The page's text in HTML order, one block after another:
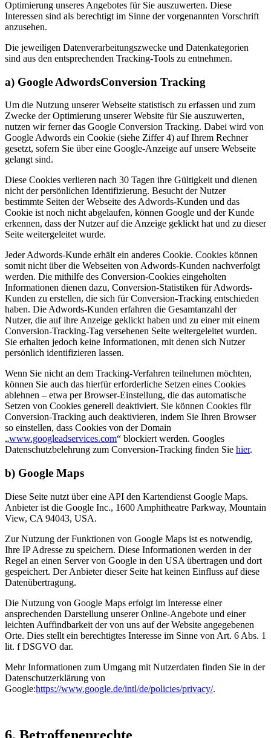
Optimierung unseres Angebotes für Sie auszuwerten. Diese
Interessen sind als berechtigt im Sinne der vorgenannten Vorschrift
anzusehen.
Die jeweiligen Datenverarbeitungszwecke und Datenkategorien
sind aus den entsprechenden Tracking-Tools zu entnehmen.
a) Google AdwordsConversion Tracking
Um die Nutzung unserer Webseite statistisch zu erfassen und zum
Zwecke der Optimierung unserer Website für Sie auszuwerten,
nutzen wir ferner das Google Conversion Tracking. Dabei wird von
Google Adwords ein Cookie (siehe Ziffer 4) auf Ihrem Rechner
gesetzt, sofern Sie über eine Google-Anzeige auf unsere Webseite
gelangt sind.
Diese Cookies verlieren nach 30 Tagen ihre Gültigkeit und dienen
nicht der persönlichen Identifizierung. Besucht der Nutzer
bestimmte Seiten der Webseite des Adwords-Kunden und das
Cookie ist noch nicht abgelaufen, können Google und der Kunde
erkennen, dass der Nutzer auf die Anzeige geklickt hat und zu dieser
Seite weitergeleitet wurde.
Jeder Adwords-Kunde erhält ein anderes Cookie. Cookies können
somit nicht über die Webseiten von Adwords-Kunden nachverfolgt
werden. Die mithilfe des Conversion-Cookies eingeholten
Informationen dienen dazu, Conversion-Statistiken für Adwords-
Kunden zu erstellen, die sich für Conversion-Tracking entschieden
haben. Die Adwords-Kunden erfahren die Gesamtanzahl der
Nutzer, die auf ihre Anzeige geklickt haben und zu einer mit einem
Conversion-Tracking-Tag versehenen Seite weitergeleitet wurden.
Sie erhalten jedoch keine Informationen, mit denen sich Nutzer
persönlich identifizieren lassen.
Wenn Sie nicht an dem Tracking-Verfahren teilnehmen möchten,
können Sie auch das hierfür erforderliche Setzen eines Cookies
ablehnen – etwa per Browser-Einstellung, die das automatische
Setzen von Cookies generell deaktiviert. Sie können Cookies für
Conversion-Tracking auch deaktivieren, indem Sie Ihren Browser
so einstellen, dass Cookies von der Domain
„www.googleadservices.com“ blockiert werden. Googles
Datenschutzbelehrung zum Conversion-Tracking finden Sie hier.
b) Google Maps
Diese Seite nutzt über eine API den Kartendienst Google Maps.
Anbieter ist die Google Inc., 1600 Amphitheatre Parkway, Mountain
View, CA 94043, USA.
Zur Nutzung der Funktionen von Google Maps ist es notwendig,
Ihre IP Adresse zu speichern. Diese Informationen werden in der
Regel an einen Server von Google in den USA übertragen und dort
gespeichert. Der Anbieter dieser Seite hat keinen Einfluss auf diese
Datenübertragung.
Die Nutzung von Google Maps erfolgt im Interesse einer
ansprechenden Darstellung unserer Online-Angebote und einer
leichten Auffindbarkeit der von uns auf der Website angegebenen
Orte. Dies stellt ein berechtigtes Interesse im Sinne von Art. 6 Abs. 1
lit. f DSGVO dar.
Mehr Informationen zum Umgang mit Nutzerdaten finden Sie in der
Datenschutzerklärung von
Google:https://www.google.de/intl/de/policies/privacy/.